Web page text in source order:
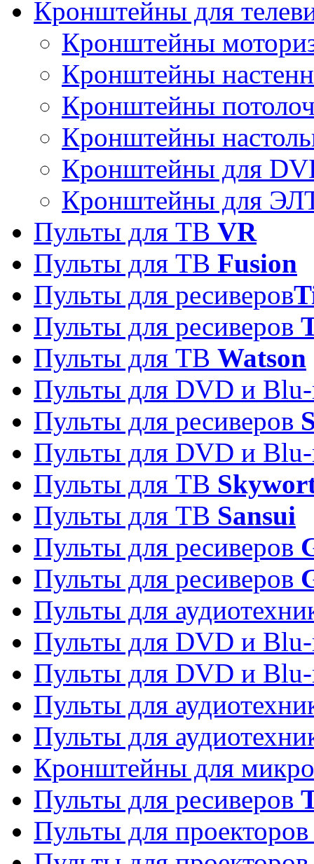
Кронштейны для
Кронштейны
Кронштейны
Кронштейны
Кронштейны
Кронштейны для
Кронштейны для
Пульты для ТВ VR
Пульты для ТВ Fusion
Пульты для ресиверов
Пульты для ресиверов
Пульты для ТВ Watson
Пульты для DVD и
Пульты для ресиверов
Пульты для DVD и
Пульты для ТВ
Пульты для ТВ Sansui
Пульты для ресиверов
Пульты для ресиверов
Пульты для
Пульты для DVD и
Пульты для DVD и
Пульты для
Пульты для
Кронштейны для
Пульты для ресиверов
Пульты для